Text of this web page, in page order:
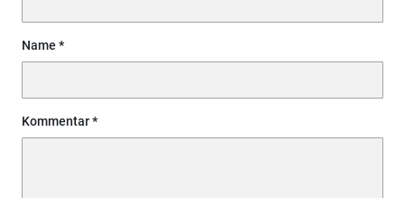
Name
Kommentar